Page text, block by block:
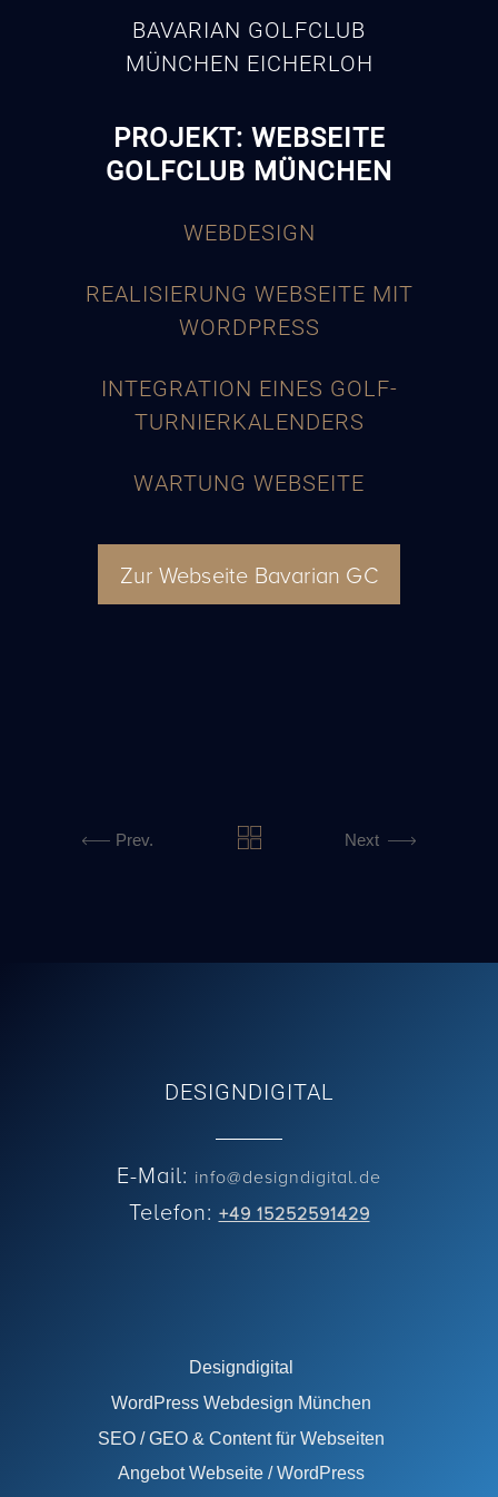
BAVARIAN GOLFCLUB
MÜNCHEN EICHERLOH
PROJEKT: WEBSEITE
GOLFCLUB MÜNCHEN
WEBDESIGN
REALISIERUNG WEBSEITE MIT
WORDPRESS
INTEGRATION EINES GOLF-
TURNIERKALENDERS
WARTUNG WEBSEITE
Zur Webseite Bavarian GC
Prev. Next
DESIGNDIGITAL
E-Mail: info@designdigital.de
Telefon: +49 15252591429
Designdigital
WordPress Webdesign München
SEO / GEO & Content für Webseiten
Angebot Webseite / WordPress